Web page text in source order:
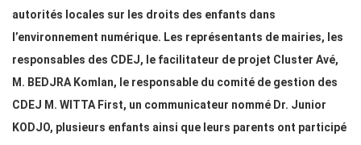
autorités locales sur les droits des enfants dans
l’environnement numérique. Les représentants de mairies, les
responsables des CDEJ, le facilitateur de projet Cluster Avé,
M. BEDJRA Komlan, le responsable du comité de gestion des
CDEJ M. WITTA First, un communicateur nommé Dr. Junior
KODJO, plusieurs enfants ainsi que leurs parents ont participé